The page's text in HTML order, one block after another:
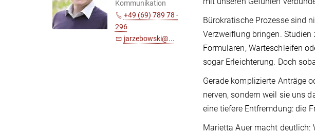
Bürokratische Prozesse sind
Verzweiflung bringen.
Formularen, Warteschleifen
sogar Erleichterung. Doch
Gerade komplizierte Anträge
nerven, sondern weil sie uns
eine tiefere Entfremdung: die
Marietta Auer macht deutlich:
Kommunikation
+49 (69) 789 78 -
296
jarzebowski@...